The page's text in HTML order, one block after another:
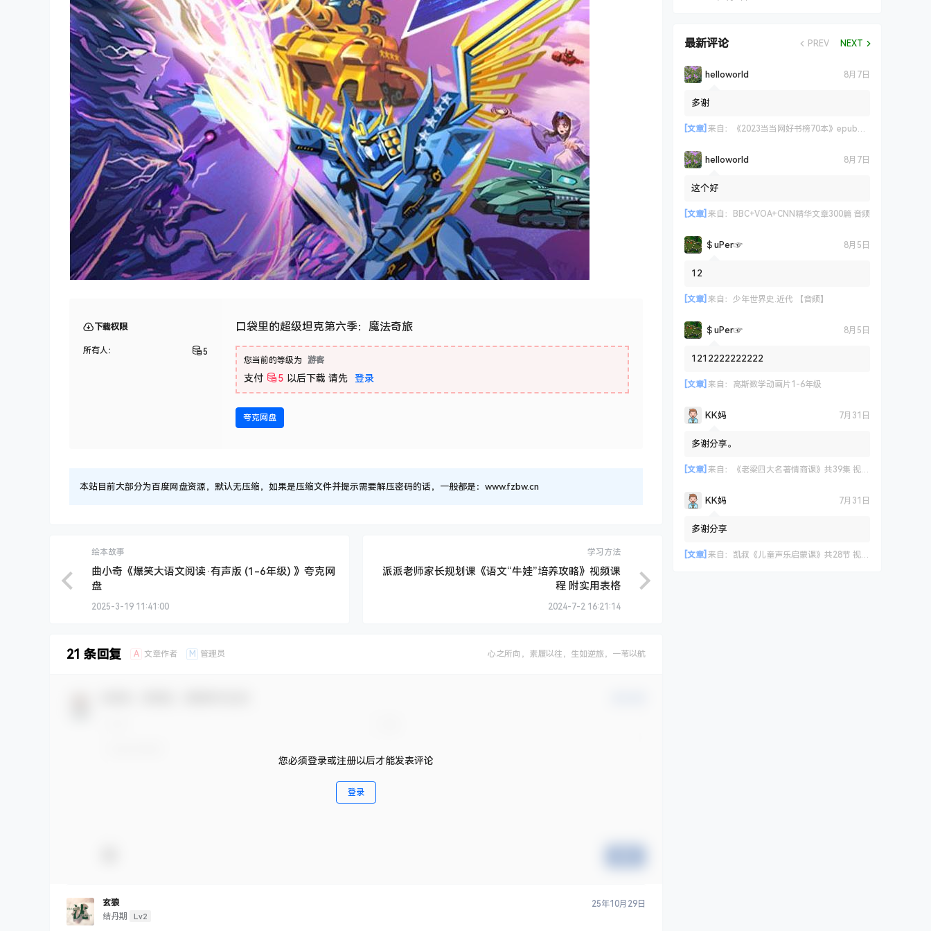
下载权限
所有人： 5
口袋里的超级坦克第六季：魔法奇旅
您当前的等级为 游客
支付 5 以后下载 请先 登录
夸克网盘
本站目前大部分为百度网盘资源，默认无压缩，如果是压缩文件并提示需要解压密码的话，一般都是：www.fzbw.cn
绘本故事
曲小奇《爆笑大语文阅读·有声版 (1-6年级) 》夸克网
盘
2025-3-19 11:41:00
学习方法
派派老师家长规划课《语文“牛娃”培养攻略》视频课
程 附实用表格
2024-7-2 16:21:14
21 条回复 A 文章作者 M 管理员 心之所向，素履以往，生如逆旅，一苇以航
您必须登录或注册以后才能发表评论
登录
玄狼
结丹期
Lv2
25年10月29日
最新评论 PREV NEXT
helloworld 8月7日
多谢
[文章] 来自： 《2023当当网好书榜70本》epub+azw3+mobi格式
helloworld 8月7日
这个好
[文章] 来自： BBC+VOA+CNN精华文章300篇 音频
＄uΡer☞ 8月5日
12
[文章] 来自： 少年世界史.近代 【音频】
＄uΡer☞ 8月5日
1212222222222
[文章] 来自： 高斯数学动画片1-6年级
KK妈 7月31日
多谢分享。
[文章] 来自： 《老梁四大名著情商课》共39集 视频课程
KK妈 7月31日
多谢分享
[文章] 来自： 凯叔《儿童声乐启蒙课》共28节 视频课程